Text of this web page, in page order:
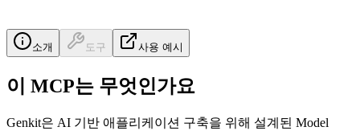
소개 도구 사용 예시
이 MCP는 무엇인가요
Genkit은 AI 기반 애플리케이션 구축을 위해 설계된 Model